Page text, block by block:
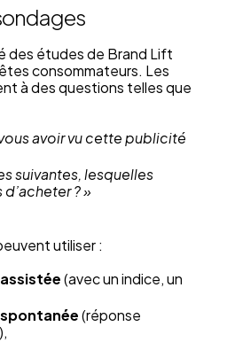
des études de Brand Lift
consommateurs. Les
à des questions telles que
avoir vu cette publicité
suivantes, lesquelles
? »
utiliser :
(avec un indice, un
(réponse